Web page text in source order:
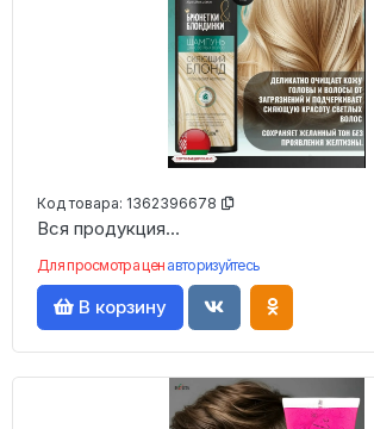
Код товара: 1362396678
Вся продукция...
Для просмотра цен авторизуйтесь
В корзину